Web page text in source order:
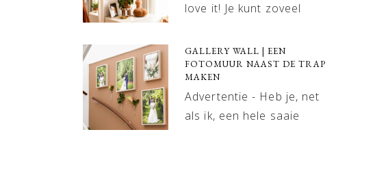
love it! Je kunt zoveel
GALLERY WALL | EEN
FOTOMUUR NAAST DE TRAP
MAKEN
Advertentie - Heb je, net
als ik, een hele saaie